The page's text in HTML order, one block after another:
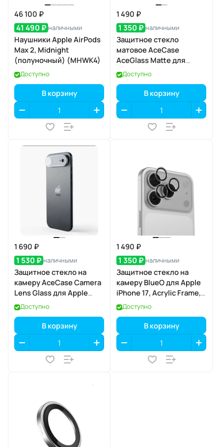
46 100 ₽
41 490 ₽ наличными
Наушники Apple AirPods
Max 2, Midnight
(полуночный) (MHWK4)
Доступно
В корзину
1 490 ₽
1 350 ₽ наличными
Защитное стекло
матовое AceCase
AceGlass Matte для
Apple iPhone 17 Pro
Доступно
В корзину
1 690 ₽
1 530 ₽ наличными
Защитное стекло на
камеру AceCase Camera
Lens Glass для Apple
iPhone 17 Air
Доступно
В корзину
1 490 ₽
1 350 ₽ наличными
Защитное стекло на
камеру BlueO для Apple
iPhone 17, Acrylic Frame,
2 шт., Clear
(прозрачный), с
аппликатором
Доступно
В корзину